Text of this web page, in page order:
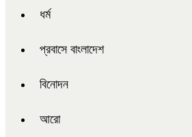
ধর্ম
প্রবাসে বাংলাদেশ
বিনোদন
আরো